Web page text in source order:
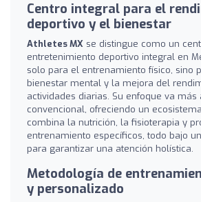
Centro integral para el
deportivo y el bienestar
Athletes MX se distingue como un
entretenimiento deportivo integral en
solo para el entrenamiento físico, sino
bienestar mental y la mejora del
actividades diarias. Su enfoque va más
convencional, ofreciendo un
combina la nutrición, la fisioterapia y
entrenamiento específicos, todo bajo
para garantizar una atención holística.
Metodología de
y personalizado